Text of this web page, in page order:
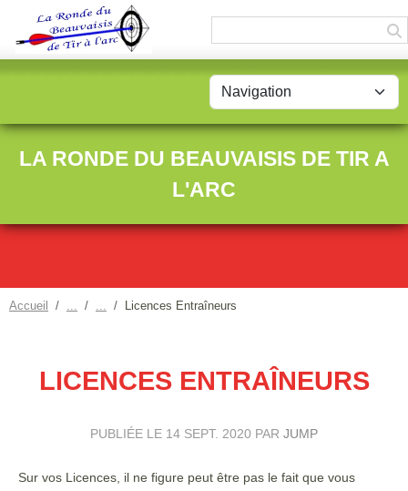
LA RONDE DU BEAUVAISIS DE TIR A
L'ARC
Accueil Licences Entraîneurs
LICENCES ENTRAÎNEURS
PUBLIÉE LE 14 SEPT. 2020 PAR JUMP
Sur vos Licences, il ne figure peut être pas le fait que vous
Panneau de gestion des cookies